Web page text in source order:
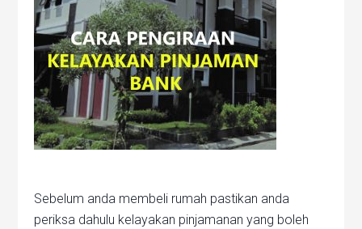
Sebelum anda membeli rumah pastikan anda
periksa dahulu kelayakan pinjamanan yang boleh